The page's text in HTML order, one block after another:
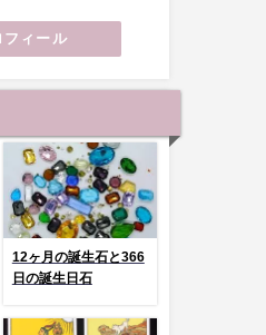
フィール
12ヶ月の誕生石と366
日の誕生日石